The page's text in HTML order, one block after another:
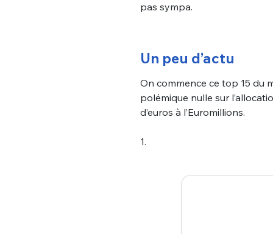
pas sympa.
Un peu d’actu
On commence ce top 15 du
polémique nulle sur
d’euros à l’Euromillions.
1.